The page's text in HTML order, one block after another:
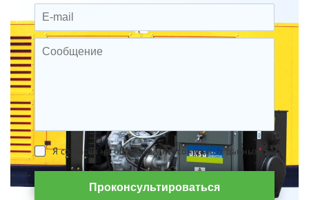
Я согласен на обработку персональных данных*
Проконсультироваться